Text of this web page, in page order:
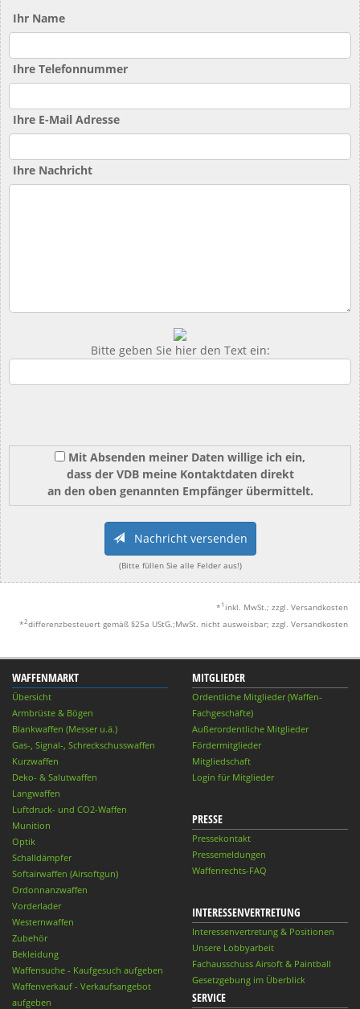
Ihr Name
Ihre Telefonnummer
Ihre E-Mail Adresse
Ihre Nachricht
Bitte geben Sie hier den Text ein:
Mit Absenden meiner Daten willige ich ein,
dass der VDB meine Kontaktdaten direkt
an den oben genannten Empfänger übermittelt.
Nachricht versenden
(Bitte füllen Sie alle Felder aus!)
* 1 inkl. MwSt.; zzgl. Versandkosten
*2differenzbesteuert gemäß §25a UStG.;MwSt. nicht ausweisbar; zzgl. Versandkosten
WAFFENMARKT
Übersicht
Armbrüste & Bögen
Blankwaffen (Messer u.ä.)
Gas-, Signal-, Schreckschusswaffen
Kurzwaffen
Deko- & Salutwaffen
Langwaffen
Luftdruck- und CO2-Waffen
Munition
Optik
Schalldämpfer
Softairwaffen (Airsoftgun)
Ordonnanzwaffen
Vorderlader
Westernwaffen
Zubehör
Bekleidung
Waffensuche - Kaufgesuch aufgeben
Waffenverkauf - Verkaufsangebot
aufgeben
MITGLIEDER
Ordentliche Mitglieder (Waffen-
Fachgeschäfte)
Außerordentliche Mitglieder
Fördermitglieder
Mitgliedschaft
Login für Mitglieder
PRESSE
Pressekontakt
Pressemeldungen
Waffenrechts-FAQ
INTERESSENVERTRETUNG
Interessenvertretung & Positionen
Unsere Lobbyarbeit
Fachausschuss Airsoft & Paintball
Gesetzgebung im Überblick
SERVICE